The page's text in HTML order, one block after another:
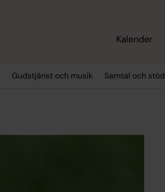
Kalender
Gudstjänst och musik Samtal och stöd